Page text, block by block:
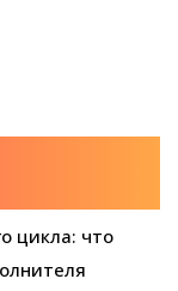
цикла: что